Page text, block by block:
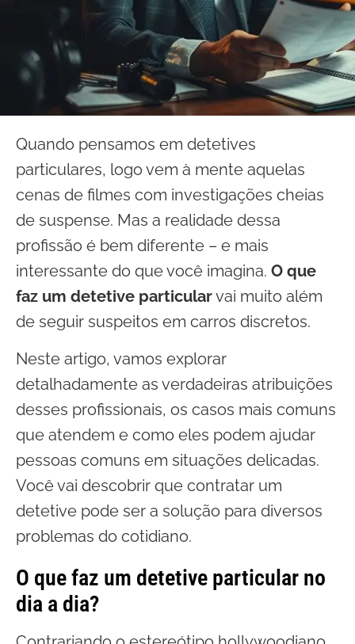
Quando pensamos em detetives
particulares, logo vem à mente aquelas
cenas de filmes com investigações cheias
de suspense. Mas a realidade dessa
profissão é bem diferente – e mais
interessante do que você imagina. O que
faz um detetive particularvai muito além
de seguir suspeitos em carros discretos.
Neste artigo, vamos explorar
detalhadamente as verdadeiras atribuições
desses profissionais, os casos mais comuns
que atendem e como eles podem ajudar
pessoas comuns em situações delicadas.
Você vai descobrir que contratar um
detetive pode ser a solução para diversos
problemas do cotidiano.
O que faz um detetive particular no
dia a dia?